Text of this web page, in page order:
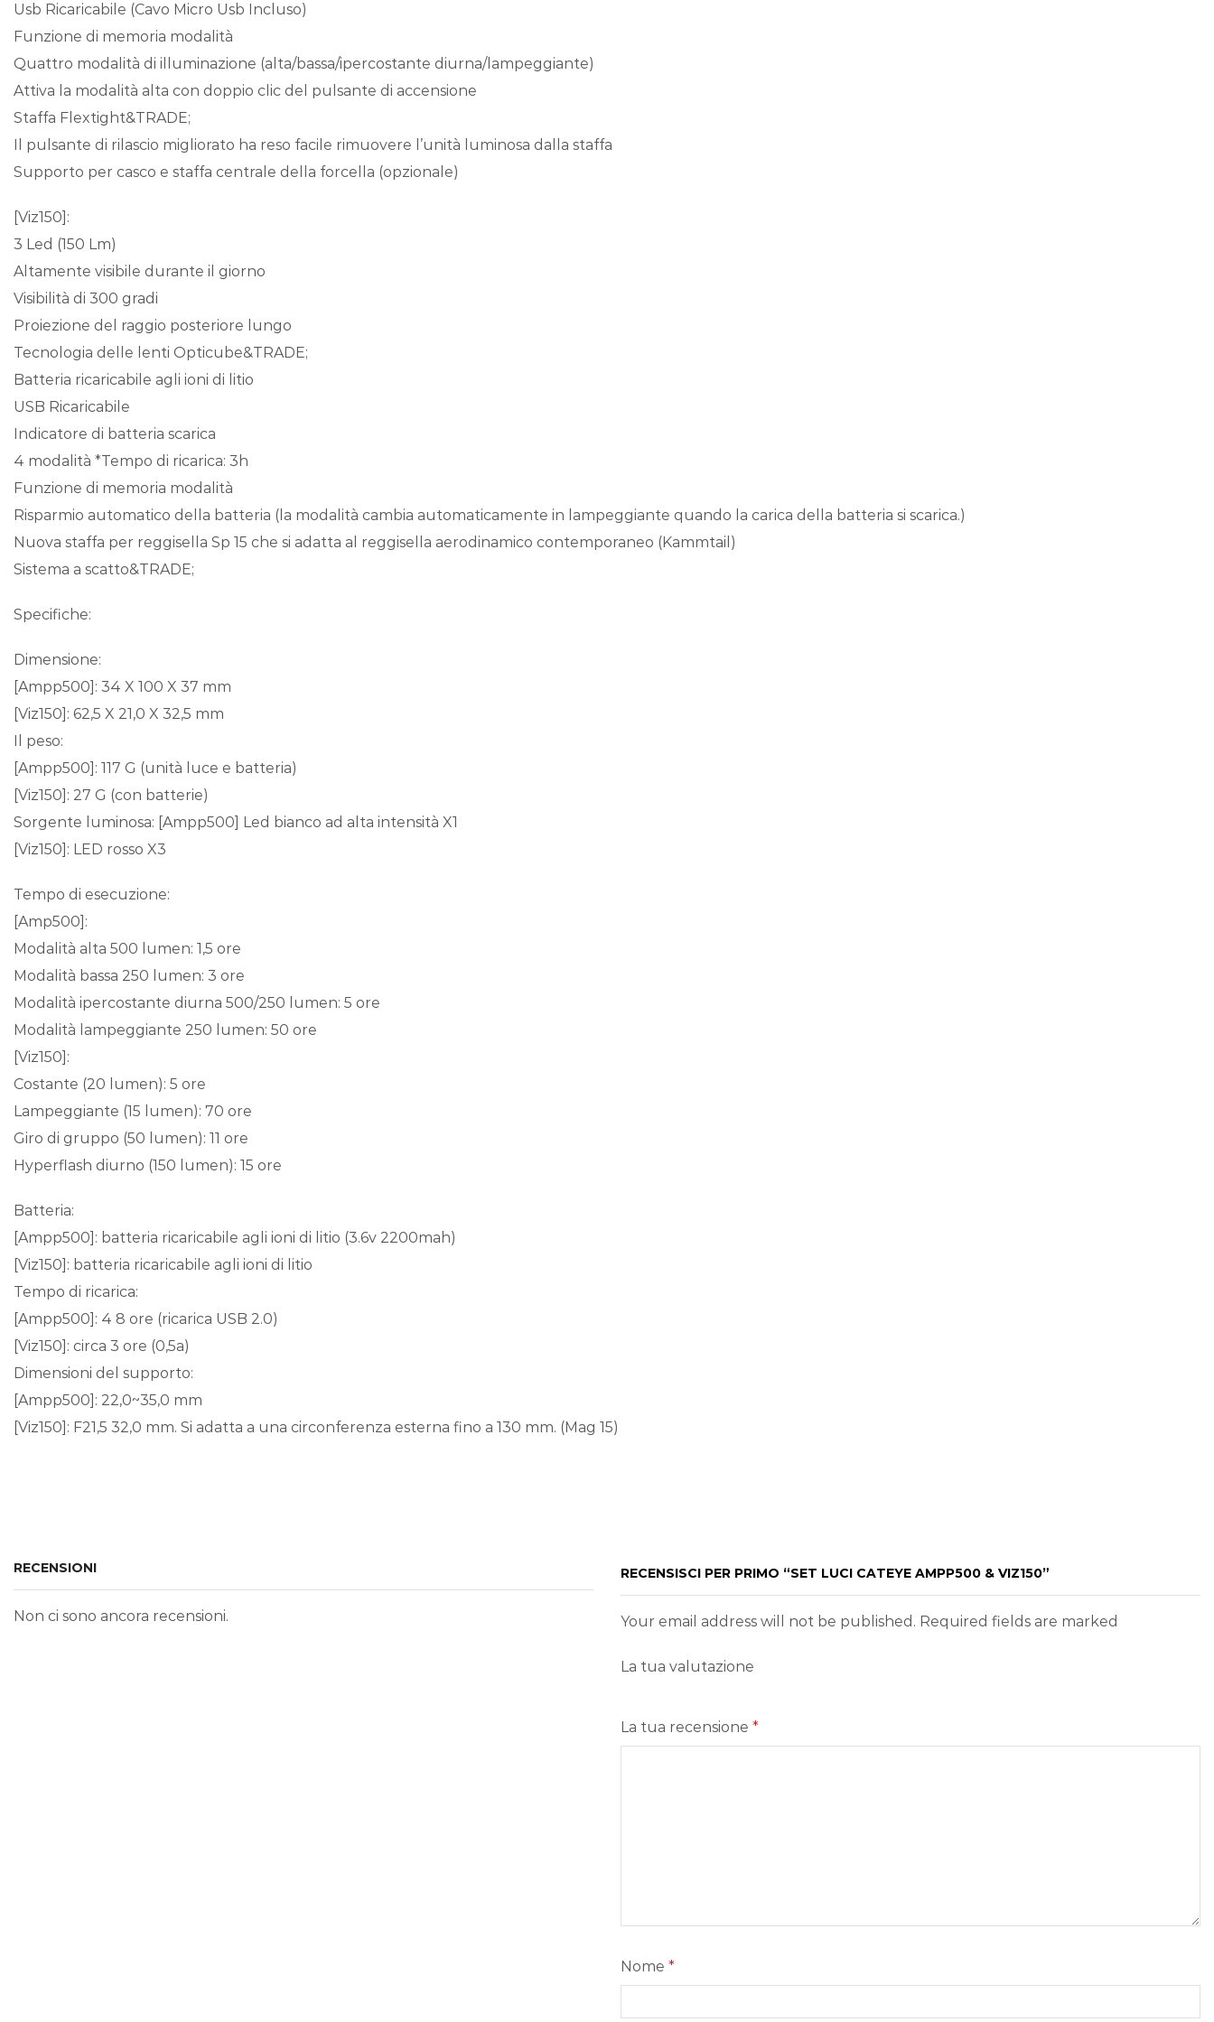
Usb Ricaricabile (Cavo Micro Usb Incluso)
Funzione di memoria modalità
Quattro modalità di illuminazione (alta/bassa/ipercostante diurna/lampeggiante)
Attiva la modalità alta con doppio clic del pulsante di accensione
Staffa Flextight&TRADE;
Il pulsante di rilascio migliorato ha reso facile rimuovere l’unità luminosa dalla staffa
Supporto per casco e staffa centrale della forcella (opzionale)
[Viz150]:
3 Led (150 Lm)
Altamente visibile durante il giorno
Visibilità di 300 gradi
Proiezione del raggio posteriore lungo
Tecnologia delle lenti Opticube&TRADE;
Batteria ricaricabile agli ioni di litio
USB Ricaricabile
Indicatore di batteria scarica
4 modalità *Tempo di ricarica: 3h
Funzione di memoria modalità
Risparmio automatico della batteria (la modalità cambia automaticamente in lampeggiante quando la carica della batteria si scarica.)
Nuova staffa per reggisella Sp 15 che si adatta al reggisella aerodinamico contemporaneo (Kammtail)
Sistema a scatto&TRADE;
Specifiche:
Dimensione:
[Ampp500]: 34 X 100 X 37 mm
[Viz150]: 62,5 X 21,0 X 32,5 mm
Il peso:
[Ampp500]: 117 G (unità luce e batteria)
[Viz150]: 27 G (con batterie)
Sorgente luminosa: [Ampp500] Led bianco ad alta intensità X1
[Viz150]: LED rosso X3
Tempo di esecuzione:
[Amp500]:
Modalità alta 500 lumen: 1,5 ore
Modalità bassa 250 lumen: 3 ore
Modalità ipercostante diurna 500/250 lumen: 5 ore
Modalità lampeggiante 250 lumen: 50 ore
[Viz150]:
Costante (20 lumen): 5 ore
Lampeggiante (15 lumen): 70 ore
Giro di gruppo (50 lumen): 11 ore
Hyperflash diurno (150 lumen): 15 ore
Batteria:
[Ampp500]: batteria ricaricabile agli ioni di litio (3.6v 2200mah)
[Viz150]: batteria ricaricabile agli ioni di litio
Tempo di ricarica:
[Ampp500]: 4 8 ore (ricarica USB 2.0)
[Viz150]: circa 3 ore (0,5a)
Dimensioni del supporto:
[Ampp500]: 22,0~35,0 mm
[Viz150]: F21,5 32,0 mm. Si adatta a una circonferenza esterna fino a 130 mm. (Mag 15)
RECENSIONI
Non ci sono ancora recensioni.
RECENSISCI PER PRIMO “SET LUCI CATEYE AMPP500 & VIZ150”
Your email address will not be published. Required fields are marked
La tua valutazione
La tua recensione *
Nome *